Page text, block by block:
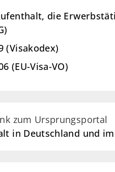
die
(Visakodex)
(EU-Visa-VO)
zum Ursprungsportal
in Deutschland und